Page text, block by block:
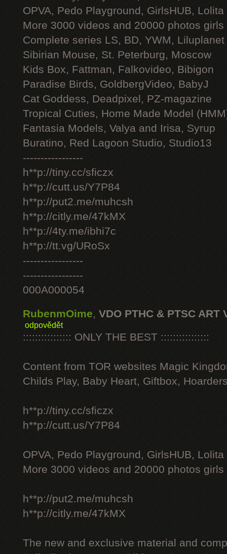
OPVA, Pedo Playground, GirlsHUB, Lolita
More 3000 videos and 20000 photos
Complete series LS, BD, YWM, Liluplanet
Sibirian Mouse, St. Peterburg, Moscow
Kids Box, Fattman, Falkovideo, Bibigon
Paradise Birds, GoldbergVideo, BabyJ
Cat Goddess, Deadpixel, PZ-magazine
Tropical Cuties, Home Made Model
Fantasia Models, Valya and Irisa, Syrup
Buratino, Red Lagoon Studio, Studio13
-----------------
h**p://tiny.cc/sficzx
h**p://cutt.us/Y7P84
h**p://put2.me/muhcsh
h**p://citly.me/47kMX
h**p://4ty.me/ibhi7c
h**p://tt.vg/URoSx
-----------------
-----------------
000A000054
RubenmOime, VDO PTHC & PTSC ART
odpovědět
:::::::::::::::: ONLY THE BEST ::::::::::::::::
Content from TOR websites Magic
Childs Play, Baby Heart, Giftbox,
h**p://tiny.cc/sficzx
h**p://cutt.us/Y7P84
OPVA, Pedo Playground, GirlsHUB, Lolita
More 3000 videos and 20000 photos
h**p://put2.me/muhcsh
h**p://citly.me/47kMX
The new and exclusive material and